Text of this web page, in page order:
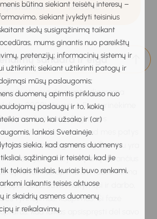
būtina siekiant teisėtų interesų –
siekiant įvykdyti teisinius
skolų susigrąžinimą taikant
mums ginantis nuo pareikštų
pretenzijų; informacinių sistemų ir
užtikrinti; siekiant užtikrinti patogų ir
mūsų paslaugomis;
duomenų apimtis priklauso nuo
paslaugų ir to, kokią
asmuo, kai užsako ir (ar)
lankosi Svetainėje.
siekia, kad asmens duomenys
sąžiningai ir teisėtai, kad jie
tokiais tikslais, kuriais buvo renkami,
laikantis teisės aktuose
ir skaidrių asmens duomenų
ir reikalavimų.
sprendimai
(1016.5 KB
)
sandara ir eiga
iliustruoja deimanto diagrama
2008) (žr. pav.). Panagrinėkime
karjeros deimanto diagramos
– tai „Aš ̋ dalis. Ji rodo, kad mes patys
klausimų nagrinėjimą. Žemiau yra
̋, vaizduojantis karjerai įtaką darančius
Sprendimas apima dvi fazes. Pirma
apie save, savo mokymąsi ir darbo,
tyrinėjimas, kaupimas. Ši fazė
kad laikas apsispręsti dėl savo